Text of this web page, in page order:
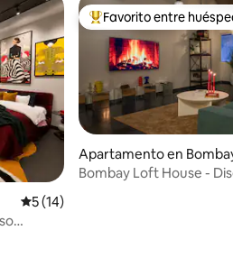
Calificación promedio: 5 de 5, 14
5 (14)
Favorito entre
Favorito entre
Apartamento en
Bombay Loft House -